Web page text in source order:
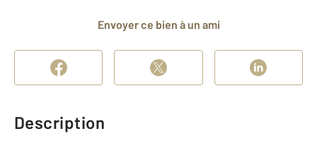
Envoyer ce bien à un ami
Description